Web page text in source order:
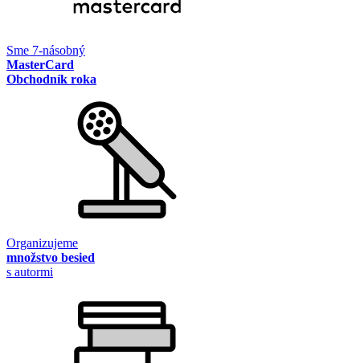
Sme 7-násobný
MasterCard
Obchodník roka
Organizujeme
množstvo besied
s autormi